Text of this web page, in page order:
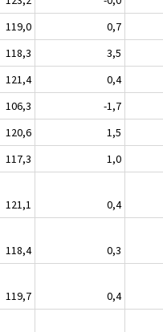
119,0 0,7
118,3 3,5
121,4 0,4
106,3 -1,7
120,6 1,5
117,3 1,0
121,1 0,4
118,4 0,3
119,7 0,4